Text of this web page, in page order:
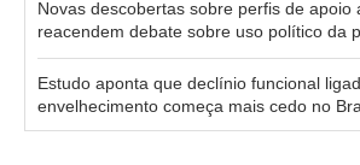
Novas descobertas sobre perfis de apoio
reacendem debate sobre uso político da
Estudo aponta que declínio funcional
envelhecimento começa mais cedo no